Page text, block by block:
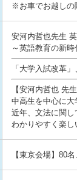
※お車でお越しの
安河内哲也先生
～英語教育の新
「大学入試改革
【安河内哲也 先
中高生を中心に
近年、文法に関
わかりやすく楽
【東京会場】80